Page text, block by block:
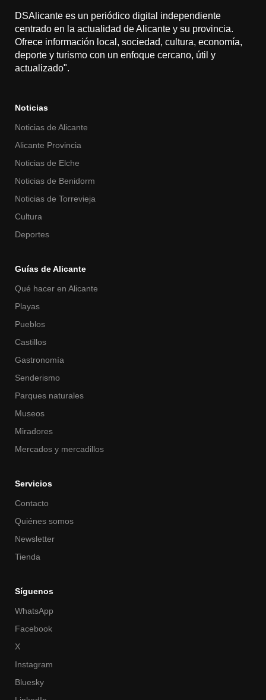
DSAlicante es un periódico digital independiente
centrado en la actualidad de Alicante y su provincia.
Ofrece información local, sociedad, cultura, economía,
deporte y turismo con un enfoque cercano, útil y
actualizado".
Noticias
Noticias de Alicante
Alicante Provincia
Noticias de Elche
Noticias de Benidorm
Noticias de Torrevieja
Cultura
Deportes
Guías de Alicante
Qué hacer en Alicante
Playas
Pueblos
Castillos
Gastronomía
Senderismo
Parques naturales
Museos
Miradores
Mercados y mercadillos
Servicios
Contacto
Quiénes somos
Newsletter
Tienda
Síguenos
WhatsApp
Facebook
X
Instagram
Bluesky